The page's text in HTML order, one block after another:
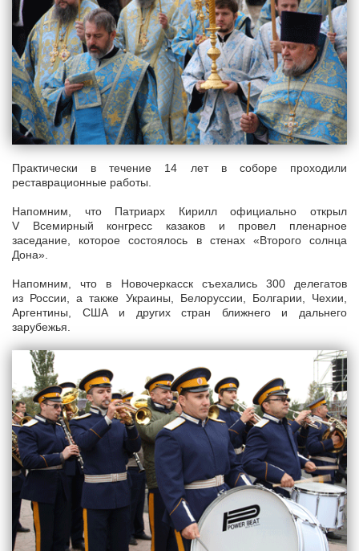
Практически в течение 14 лет в соборе проходили
реставрационные работы.
Напомним, что Патриарх Кирилл официально открыл
V Всемирный конгресс казаков и провел пленарное
заседание, которое состоялось в стенах «Второго солнца
Дона».
Напомним, что в Новочеркасск съехались 300 делегатов
из России, а также Украины, Белоруссии, Болгарии, Чехии,
Аргентины, США и других стран ближнего и дальнего
зарубежья.